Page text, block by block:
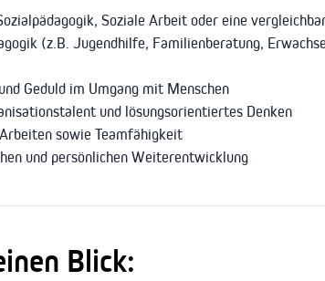
Soziale Arbeit oder eine
(z.B. Jugendhilfe, Familienberatung,
Geduld im Umgang mit Menschen
und lösungsorientiertes Denken
sowie Teamfähigkeit
und persönlichen Weiterentwicklung
Blick: